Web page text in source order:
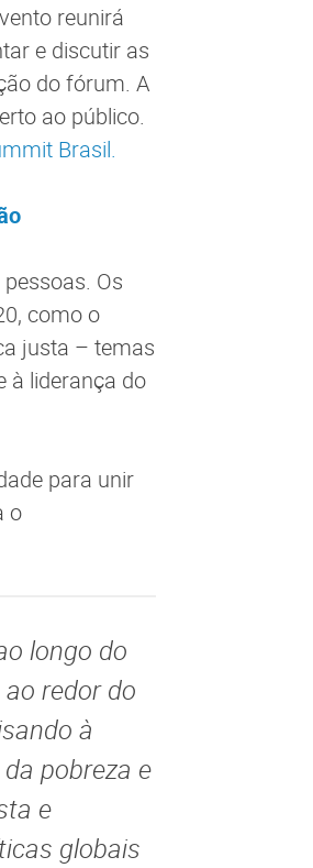
reunirá
e discutir as
do fórum. A
ao público.
Brasil.
Os
como o
justa – temas
à liderança do
para unir
o
longo do
redor do
à
pobreza e
e
globais